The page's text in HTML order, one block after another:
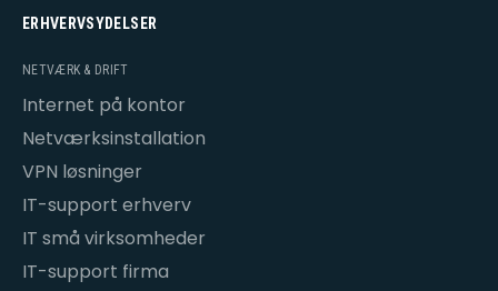
ERHVERVSYDELSER
NETVÆRK & DRIFT
Internet på kontor
Netværksinstallation
VPN løsninger
IT-support erhverv
IT små virksomheder
IT-support firma